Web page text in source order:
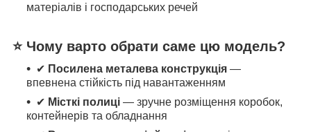
матеріалів і господарських речей
⭐ Чому варто обрати саме цю модель?
✔ Посилена металева конструкція —
впевнена стійкість під навантаженням
✔ Місткі полиці — зручне розміщення коробок,
контейнерів та обладнання